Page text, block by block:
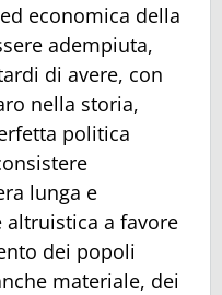
economica della
adempiuta,
di avere, con
nella storia,
politica
lunga e
a favore
dei popoli
materiale, dei